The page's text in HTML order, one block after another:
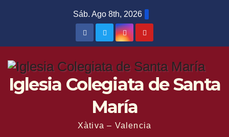
Sáb. Ago 8th, 2026
Iglesia Colegiata de Santa
María
Xàtiva – Valencia